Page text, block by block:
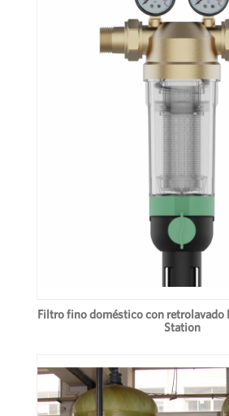
Filtro fino doméstico con retrolavado
Station